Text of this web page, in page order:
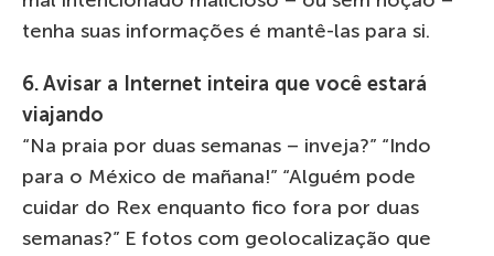
tenha suas informações é mantê-las para si.
6. Avisar a Internet inteira que você estará
viajando
“Na praia por duas semanas – inveja?” “Indo
para o México de mañana!” “Alguém pode
cuidar do Rex enquanto fico fora por duas
semanas?” E fotos com geolocalização que